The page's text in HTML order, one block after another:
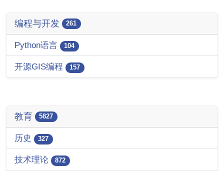
编程与开发 261
Python语言 104
开源GIS编程 157
教育 5827
历史 327
技术理论 872